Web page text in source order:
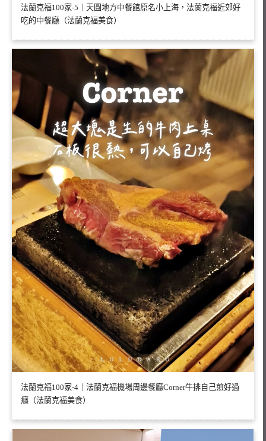
法蘭克福100家-5｜天圓地方中餐館原名小上海，法蘭克福近郊好
吃的中餐廳（法蘭克福美食）
法蘭克福100家-4｜法蘭克福機場周邊餐廳Corner牛排自己煎好過
癮（法蘭克福美食）